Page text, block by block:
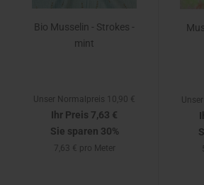
Bio Musselin - Strokes -
mint
Unser Normalpreis 10,90 €
Ihr Preis 7,63 €
Sie sparen 30%
7,63 € pro Meter